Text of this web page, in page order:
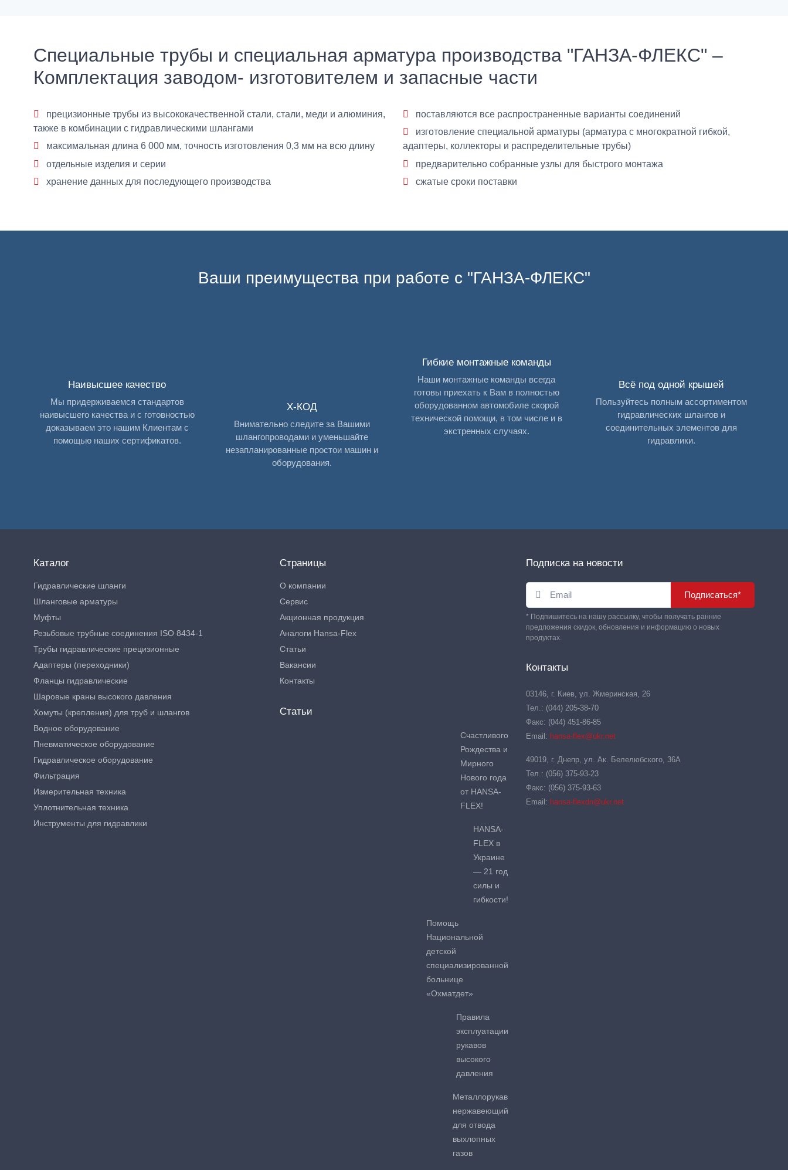
Специальные трубы и специальная арматура производства "ГАНЗА-ФЛЕКС" –
Комплектация заводом- изготовителем и запасные части
прецизионные трубы из высококачественной стали, стали, меди и алюминия,
также в комбинации с гидравлическими шлангами
максимальная длина 6 000 мм, точность изготовления 0,3 мм на всю длину
отдельные изделия и серии
хранение данных для последующего производства
поставляются все распространенные варианты соединений
изготовление специальной арматуры (арматура с многократной гибкой,
адаптеры, коллекторы и распределительные трубы)
предварительно собранные узлы для быстрого монтажа
сжатые сроки поставки
Ваши преимущества при работе с "ГАНЗА-ФЛЕКС"
Наивысшее качество
Мы придерживаемся стандартов
наивысшего качества и с готовностью
доказываем это нашим Клиентам с
помощью наших сертификатов.
X-КОД
Внимательно следите за Вашими
шлангопроводами и уменьшайте
незапланированные простои машин и
оборудования.
Гибкие монтажные команды
Наши монтажные команды всегда
готовы приехать к Вам в полностью
оборудованном автомобиле скорой
технической помощи, в том числе и в
экстренных случаях.
Всё под одной крышей
Пользуйтесь полным ассортиментом
гидравлических шлангов и
соединительных элементов для
гидравлики.
Каталог
Гидравлические шланги
Шланговые арматуры
Муфты
Резьбовые трубные соединения ISO 8434-1
Трубы гидравлические прецизионные
Адаптеры (переходники)
Фланцы гидравлические
Шаровые краны высокого давления
Хомуты (крепления) для труб и шлангов
Водное оборудование
Пневматическое оборудование
Гидравлическое оборудование
Фильтрация
Измерительная техника
Уплотнительная техника
Инструменты для гидравлики
Страницы
О компании
Сервис
Акционная продукция
Аналоги Hansa-Flex
Статьи
Вакансии
Контакты
Статьи
Счастливого
Рождества и
Мирного
Нового года
от HANSA-
FLEX!
HANSA-
FLEX в
Украине
— 21 год
силы и
гибкости!
Помощь
Национальной
детской
специализированной
больнице
«Охматдет»
Правила
эксплуатации
рукавов
высокого
давления
Металлорукав
нержавеющий
для отвода
выхлопных
газов
Подписка на новости
Подписаться*
* Подпишитесь на нашу рассылку, чтобы получать ранние
предложения скидок, обновления и информацию о новых
продуктах.
Контакты
03146, г. Киев, ул. Жмеринская, 26
Тел.: (044) 205-38-70
Факс: (044) 451-86-85
Email: hansa-flex@ukr.net
49019, г. Днепр, ул. Ак. Белелюбского, 36А
Тел.: (056) 375-93-23
Факс: (056) 375-93-63
Email: hansa-flexdn@ukr.net